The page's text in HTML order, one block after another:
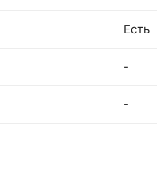
Есть
-
-